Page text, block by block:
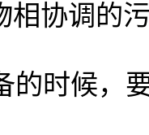
相协调的
的时候，